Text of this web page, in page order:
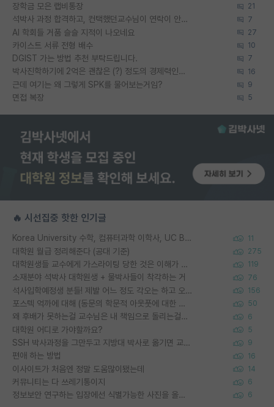
장학금 모은 랩비통장 21
석박사 과정 합격하고, 컨택했던교수님이 연락이 안됩니다... 7
AI 학회들 거품 슬슬 지적이 나오네요 27
카이스트 서류 전형 배수 10
DGIST 가는 방법 추천 부탁드립니다. 7
박사진학하기에 2억은 괜찮은 (?) 정도의 경제력인가요 16
근데 여기는 왜 그렇게 SPK를 물어보는거임? 9
면접 복장 5
🔥 시선집중 핫한 인기글
Korea University 수학, 컴퓨터과학 이학사, UC Berkeley 산업공학 대학원 공학박사가 되는 것은 쉽지 않겠죠? 11
대학원 월급 정리해준다 (공대 기준) 275
대학원생들 교수에게 가스라이팅 당한 것은 이해가 갑니다. 안타깝네요. 119
소재분야 석박사 대학원생 + 물박사들이 착각하는 거 76
석사입학예정생 분들! 제발 어느 정도 각오는 하고 오세요. 156
포스텍 억까에 대해 (동문의 학문적 아웃풋에 대한 반박) 50
왜 후배가 못하는걸 교수님은 내 책임으로 돌리는걸까요? 6
대학원 어디로 가야할까요? 5
SSH 박사과정을 그만두고 지방대 박사로 옮기면 교수의 꿈은 끝일까요? 9
편애 하는 방법 16
이사이트가 처음엔 정말 도움많이됐는데 14
커뮤니티는 다 쓰레기통이지 6
정보보안 연구하는 입장에선 식별가능한 사진을 올리는건 비추이긴함 6